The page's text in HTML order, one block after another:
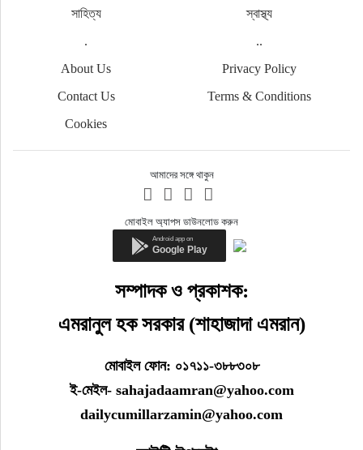
সাহিত্য
স্বাস্থ্য
.
..
About Us
Privacy Policy
Contact Us
Terms & Conditions
Cookies
আমাদের সঙ্গে থাকুন
মোবাইল অ্যাপস ডাউনলোড করুন
সম্পাদক ও প্রকাশক:
এমরানুল হক সরকার (শাহাজাদা এমরান)
মোবাইল ফোন: ০১৭১১-৩৮৮৩০৮
ই-মেইল- sahajadaamran@yahoo.com
dailycumillarzamin@yahoo.com